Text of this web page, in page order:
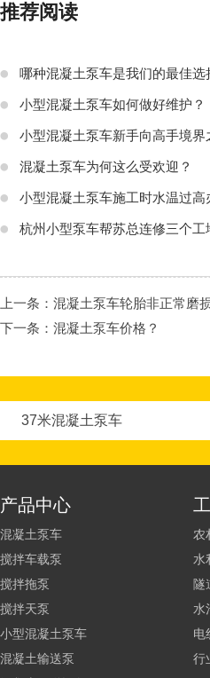
推荐阅读
哪种混凝土泵车是我们的最佳选
小型混凝土泵车如何做好维护？
小型混凝土泵车新手向高手境界
混凝土泵车为何这么受欢迎？
小型混凝土泵车施工时水温过高
杭州小型泵车帮苏总连修三个工
上一条： 混凝土泵车轮胎非正常磨
下一条： 混凝土泵车价格？
产品中心
混凝土泵车
搅拌车载泵
搅拌拖泵
搅拌天泵
小型混凝土泵车
混凝土输送泵
农
水
隧
水
电
行